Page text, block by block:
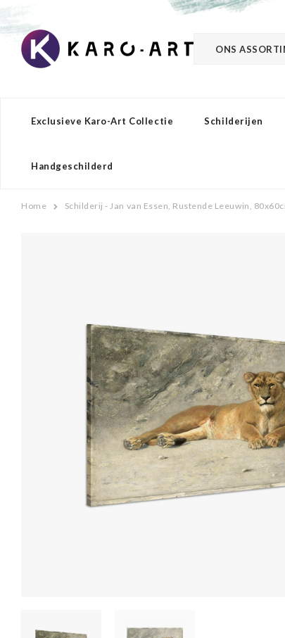
ONS
Exclusieve Karo-Art Collectie Schilderijen
Handgeschilderd
Home Schilderij - Jan van Essen, Rustende Leeuwin,